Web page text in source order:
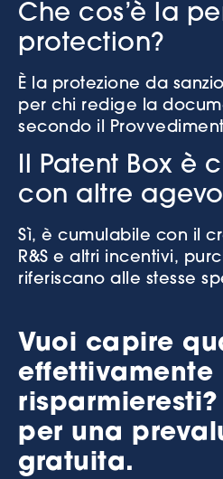
Che cos’è la
protection?
È la protezione da
per chi redige la
secondo il
Il Patent Box è
con altre
Sì, è cumulabile con il
R&S e altri incentivi,
riferiscano alle stesse
Vuoi capire
effettivamente
per una
gratuita.